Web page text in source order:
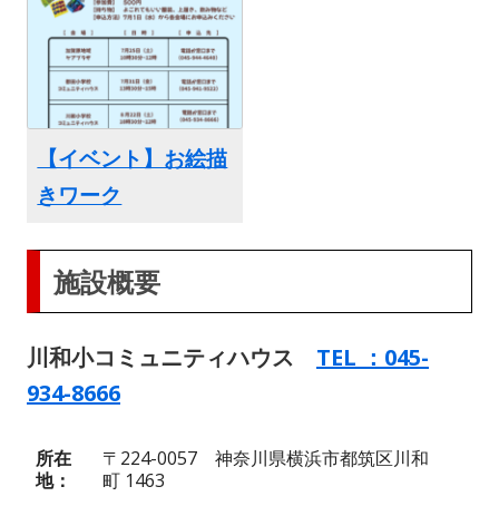
【イベント】お絵描
きワーク
施設概要
川和小コミュニティハウス TEL ：045-
934-8666
所在
地
〒224-0057 神奈川県横浜市都筑区川和
町 1463